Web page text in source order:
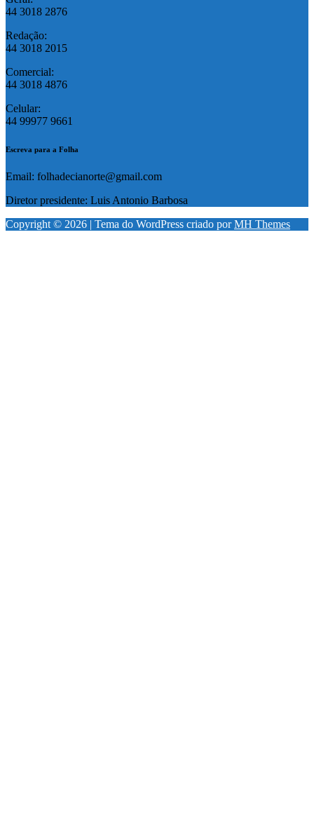
44 3018 2876
Redação:
44 3018 2015
Comercial:
44 3018 4876
Celular:
44 99977 9661
Escreva para a Folha
Email: folhadecianorte@gmail.com
Diretor presidente: Luis Antonio Barbosa
Copyright © 2026 | Tema do WordPress criado porMH Themes